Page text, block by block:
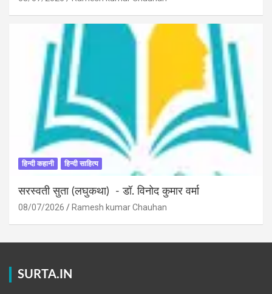
हिन्दी कहानी हिन्दी साहित्य
सरस्वती सुता (लघुकथा) ​- डॉ. विनोद कुमार वर्मा
08/07/2026 Ramesh kumar Chauhan
SURTA.IN